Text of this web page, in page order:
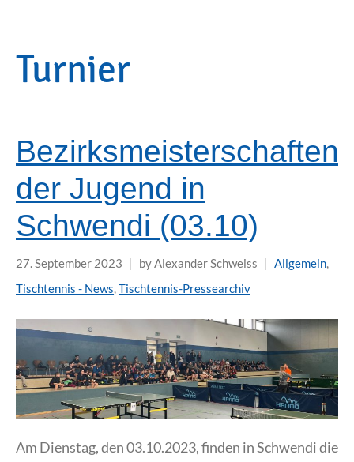
Turnier
Bezirksmeisterschaften
der Jugend in
Schwendi (03.10)
27. September 2023 | by Alexander Schweiss | Allgemein,
Tischtennis - News,Tischtennis-Pressearchiv
Am Dienstag, den 03.10.2023, finden in Schwendi die